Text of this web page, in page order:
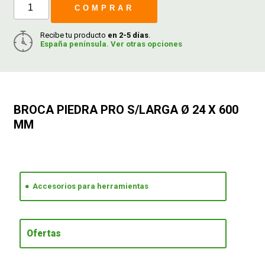
COMPRAR
Recibe tu producto en 2-5 días.
España península. Ver otras opciones
BROCA PIEDRA PRO S/LARGA Ø 24 X 600
MM
Accesorios para herramientas
Ofertas
CATÁLOGOS
GUÍAS
CONDICIONES